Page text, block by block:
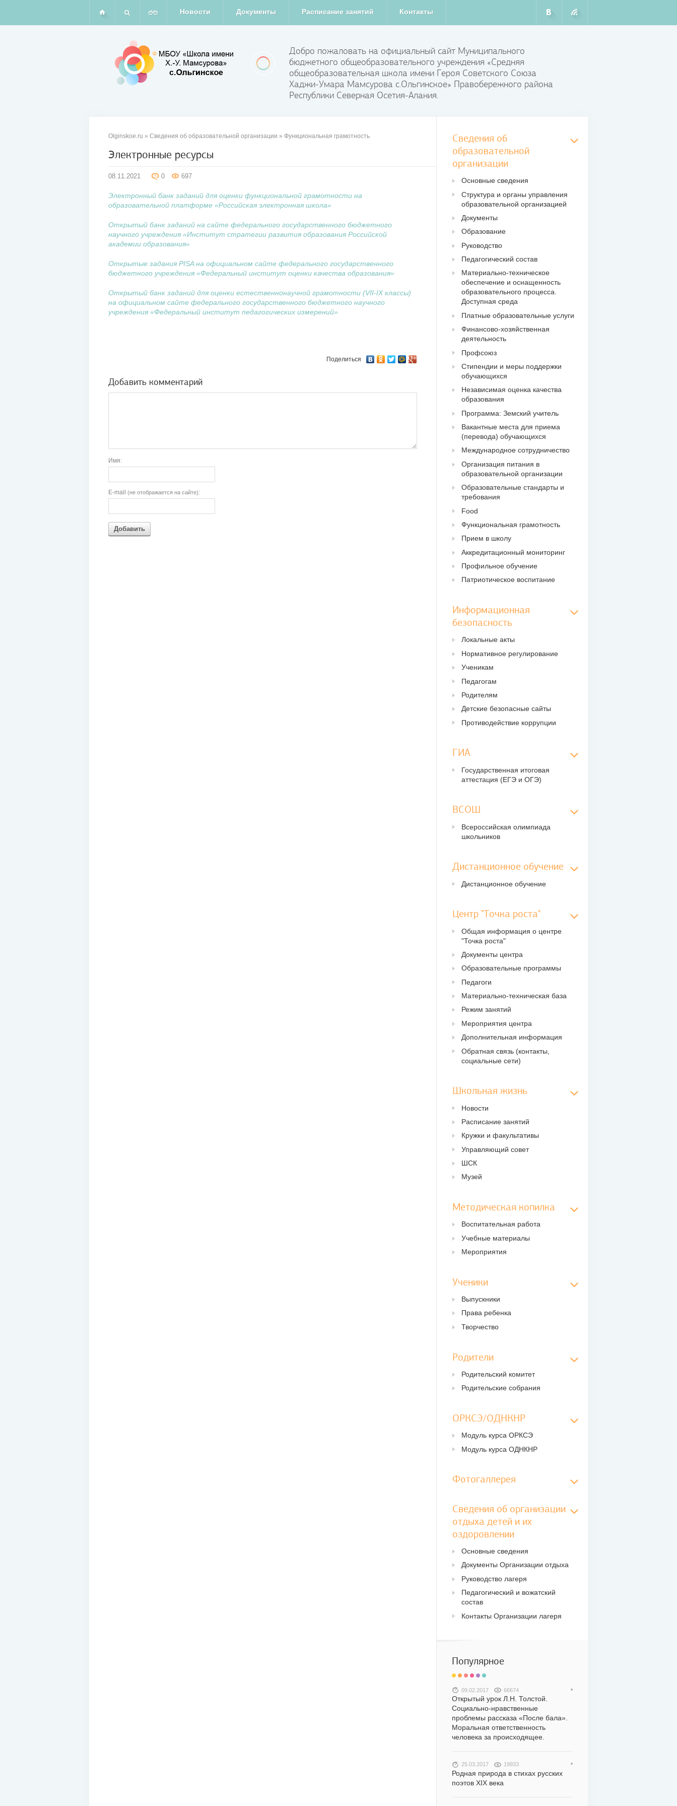
Новости Документы Расписание занятий Контакты
Добро пожаловать на официальный сайт Муниципального
бюджетного общеобразовательного учреждения «Средняя
общеобразовательная школа имени Героя Советского Союза
Хаджи-Умара Мамсурова с.Ольгинское» Правобережного района
Республики Северная Осетия-Алания.
Olginskoe.ru » Сведения об образовательной организации » Функциональная грамотность
Электронные ресурсы
08.11.2021 0 697
Электронный банк заданий для оценки функциональной грамотности на
образовательной платформе «Российская электронная школа»
Открытый банк заданий на сайте федерального государственного бюджетного
научного учреждения «Институт стратегии развития образования Российской
академии образования»
Открытые задания PISA на официальном сайте федерального государственного
бюджетного учреждения «Федеральный институт оценки качества образования»
Открытый банк заданий для оценки естественнонаучной грамотности (VII-IX классы)
на официальном сайте федерального государственного бюджетного научного
учреждения «Федеральный институт педагогических измерений»
Поделиться
Добавить комментарий
Имя:
E-mail (не отображается на сайте):
Добавить
Сведения об
образовательной
организации
Основные сведения
Структура и органы управления
образовательной организацией
Документы
Образование
Руководство
Педагогический состав
Материально-техническое
обеспечение и оснащенность
образовательного процесса.
Доступная среда
Платные образовательные услуги
Финансово-хозяйственная
деятельность
Профсоюз
Стипендии и меры поддержки
обучающихся
Независимая оценка качества
образования
Программа: Земский учитель
Вакантные места для приема
(перевода) обучающихся
Международное сотрудничество
Организация питания в
образовательной организации
Образовательные стандарты и
требования
Food
Функциональная грамотность
Прием в школу
Аккредитационный мониторинг
Профильное обучение
Патриотическое воспитание
Информационная
безопасность
Локальные акты
Нормативное регулирование
Ученикам
Педагогам
Родителям
Детские безопасные сайты
Противодействие коррупции
ГИА
Государственная итоговая
аттестация (ЕГЭ и ОГЭ)
ВСОШ
Всероссийская олимпиада
школьников
Дистанционное обучение
Дистанционное обучение
Центр "Точка роста"
Общая информация о центре
"Точка роста"
Документы центра
Образовательные программы
Педагоги
Материально-техническая база
Режим занятий
Мероприятия центра
Дополнительная информация
Обратная связь (контакты,
социальные сети)
Школьная жизнь
Новости
Расписание занятий
Кружки и факультативы
Управляющий совет
ШСК
Музей
Методическая копилка
Воспитательная работа
Учебные материалы
Мероприятия
Ученики
Выпускники
Права ребенка
Творчество
Родители
Родительский комитет
Родительские собрания
ОРКСЭ/ОДНКНР
Модуль курса ОРКСЭ
Модуль курса ОДНКНР
Фотогаллерея
Сведения об организации
отдыха детей и их
оздоровлении
Основные сведения
Документы Организации отдыха
Руководство лагеря
Педагогический и вожатский
состав
Контакты Организации лагеря
Популярное
09.02.2017 66674
Открытый урок Л.Н. Толстой.
Социально-нравственные
проблемы рассказа «После бала».
Моральная ответственность
человека за происходящее.
25.03.2017 19933
Родная природа в стихах русских
поэтов XIX века